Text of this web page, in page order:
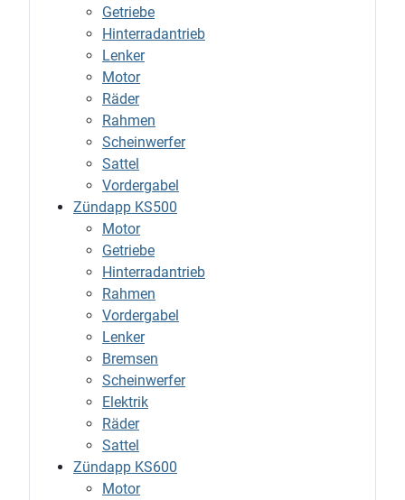
Getriebe
Hinterradantrieb
Lenker
Motor
Räder
Rahmen
Scheinwerfer
Sattel
Vordergabel
Zündapp KS500
Motor
Getriebe
Hinterradantrieb
Rahmen
Vordergabel
Lenker
Bremsen
Scheinwerfer
Elektrik
Räder
Sattel
Zündapp KS600
Motor